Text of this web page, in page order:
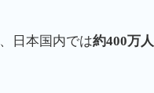
、日本国内では約400万人